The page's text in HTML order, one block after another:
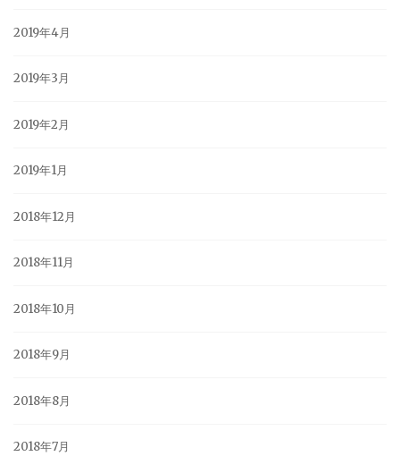
2019年4月
2019年3月
2019年2月
2019年1月
2018年12月
2018年11月
2018年10月
2018年9月
2018年8月
2018年7月